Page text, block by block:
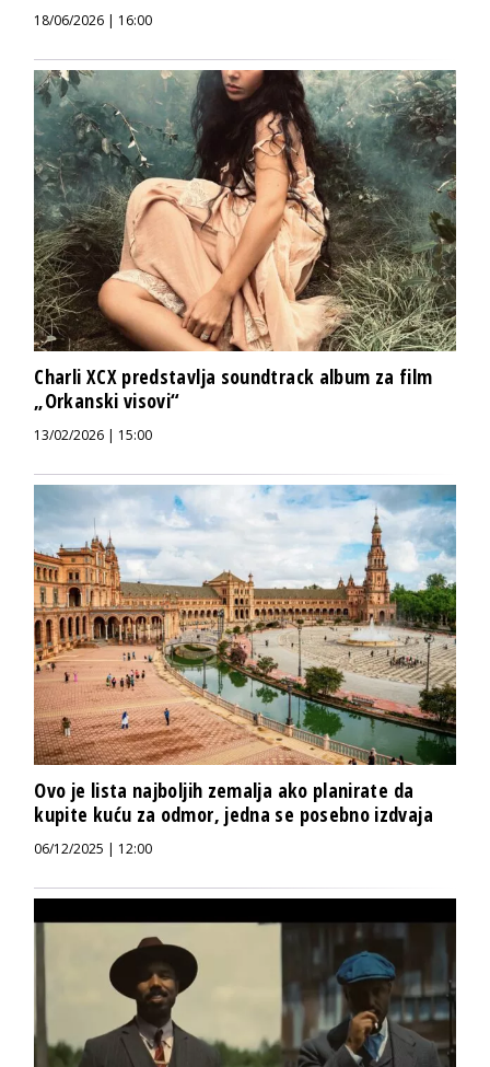
18/06/2026 | 16:00
Charli XCX predstavlja soundtrack album za film
„Orkanski visovi“
13/02/2026 | 15:00
Ovo je lista najboljih zemalja ako planirate da
kupite kuću za odmor, jedna se posebno izdvaja
06/12/2025 | 12:00